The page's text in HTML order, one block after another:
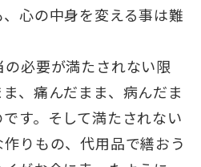
心の中身を変える事は難
必要が満たされない限
、痛んだまま、病んだま
す。そして満たされない
りもの、代用品で繕おう